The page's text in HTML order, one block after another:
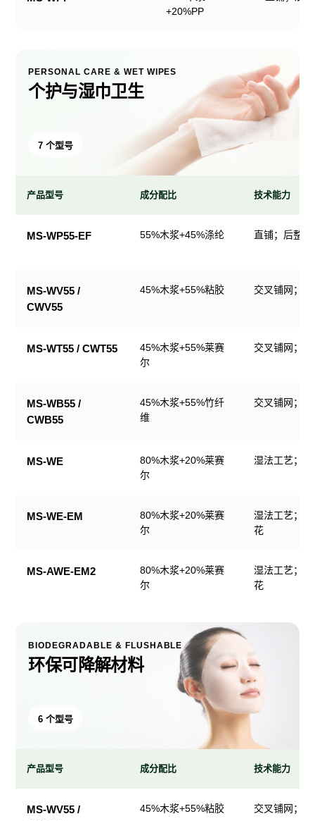
+20%PP
PERSONAL CARE & WET WIPES
个护与湿巾卫生
7 个型号
卫
产品型号 成分配比 技术能力
MS-WP55-EF 55%木浆+45%涤纶 直铺；后整
MS-WV55 /
CWV55
45%木浆+55%粘胶 交叉铺网；
MS-WT55 / CWT55
45%木浆+55%莱赛
尔
交叉铺网；
MS-WB55 /
CWB55
45%木浆+55%竹纤
维
交叉铺网；
MS-WE
80%木浆+20%莱赛
尔
湿法工艺；
MS-WE-EM
80%木浆+20%莱赛
尔
湿法工艺；
花
MS-AWE-EM2
80%木浆+20%莱赛
尔
湿法工艺；
花
BIODEGRADABLE & FLUSHABLE
环保可降解材料
6 个型号
产品型号 成分配比 技术能力
MS-WV55 /
45%木浆+55%粘胶 交叉铺网；